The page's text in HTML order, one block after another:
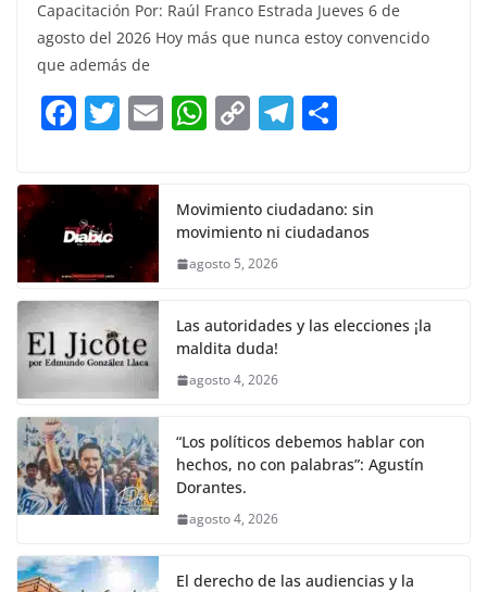
c
e
b
o
k
itt
er
ai at
A
p
p
Li
n
e
a
m
ar
e
Capacitación Por: Raúl Franco Estrada Jueves 6 de
agosto del 2026 Hoy más que nunca estoy convencido
que además de
F
c
e
b
o
o
k
T
itt
er
E W
s
A
p
C
y
Li
k
T
gr
a
e
Movimiento ciudadano: sin
movimiento ni ciudadanos
agosto 5, 2026
Las autoridades y las elecciones ¡la
maldita duda!
agosto 4, 2026
“Los políticos debemos hablar con
hechos, no con palabras”: Agustín
Dorantes.
agosto 4, 2026
El derecho de las audiencias y la